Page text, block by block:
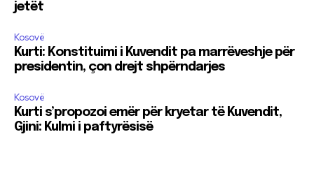
jetët
Kosovë
Kurti: Konstituimi i Kuvendit pa marrëveshje për
presidentin, çon drejt shpërndarjes
Kosovë
Kurti s’propozoi emër për kryetar të Kuvendit,
Gjini: Kulmi i paftyrësisë